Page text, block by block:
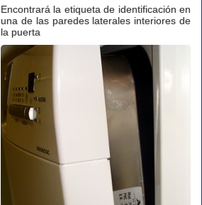
Encontrará la etiqueta de identificación en
una de las paredes laterales interiores de
la puerta